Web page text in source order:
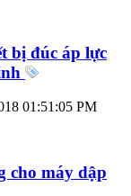
bị đúc áp lực
01:51:05 PM
cho máy dập